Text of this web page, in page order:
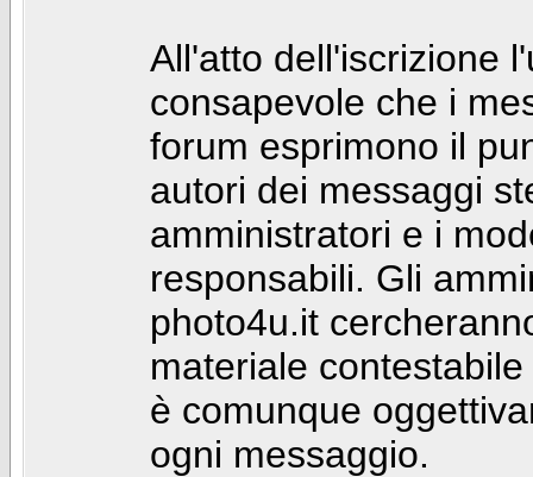
All'atto dell'iscrizione
consapevole che i
forum esprimono il
autori dei messaggi
amministratori e i
responsabili. Gli
photo4u.it
materiale
è comunque
ogni messaggio.